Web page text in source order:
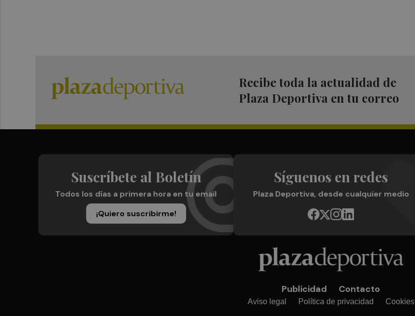
Recibe toda la actualidad de
Plaza Deportiva en tu correo
Suscríbete al Boletín
Todos los días a primera hora en tu email
¡Quiero suscribirme!
Síguenos en redes
Plaza Deportiva, desde cualquier medio
Publicidad Contacto
Aviso legal Política de privacidad Cookies